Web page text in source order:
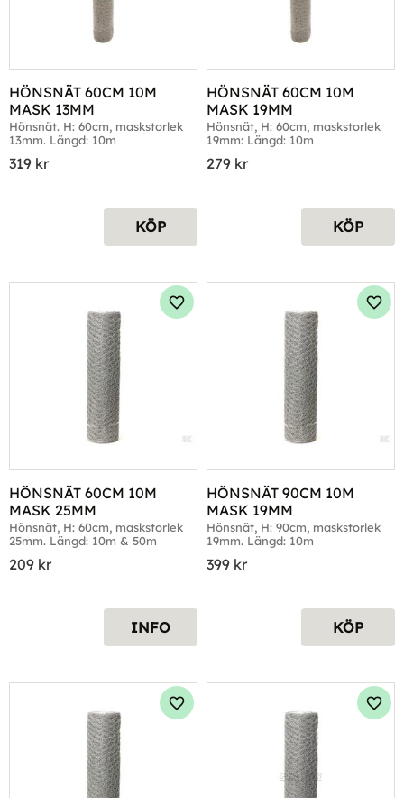
HÖNSNÄT 60CM 10M
MASK 13MM
Hönsnät. H: 60cm, maskstorlek
13mm. Längd: 10m
319 kr
KÖP
HÖNSNÄT 60CM 10M
MASK 19MM
Hönsnät, H: 60cm, maskstorlek
19mm: Längd: 10m
279 kr
KÖP
HÖNSNÄT 60CM 10M
MASK 25MM
Hönsnät, H: 60cm, maskstorlek
25mm. Längd: 10m & 50m
209 kr
Lägg till i favoriter
INFO
HÖNSNÄT 90CM 10M
MASK 19MM
Hönsnät, H: 90cm, maskstorlek
19mm. Längd: 10m
399 kr
KÖP
Lägg till i favoriter